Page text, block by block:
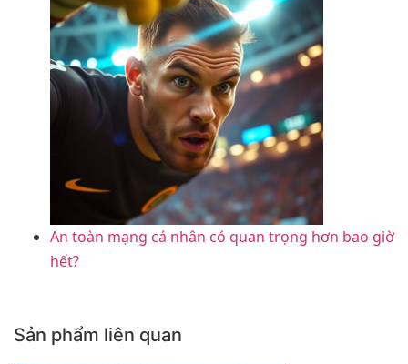
An toàn mạng cá nhân có quan trọng hơn bao giờ
hết?
Sản phẩm liên quan